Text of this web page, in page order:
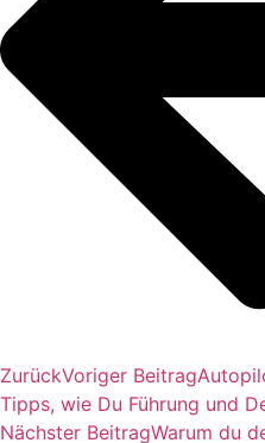
ZurückVoriger Beitrag
Tipps, wie Du Führung und
Nächster BeitragWarum du